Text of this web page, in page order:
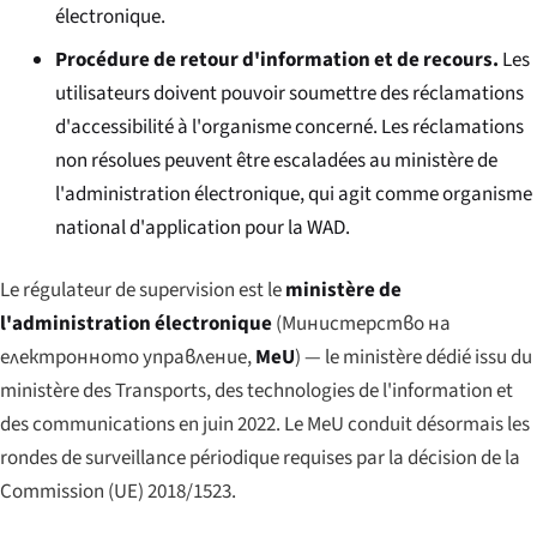
électronique.
Procédure de retour d'information et de recours. Les
utilisateurs doivent pouvoir soumettre des réclamations
d'accessibilité à l'organisme concerné. Les réclamations
non résolues peuvent être escaladées au ministère de
l'administration électronique, qui agit comme organisme
national d'application pour la WAD.
Le régulateur de supervision est leministère de
l'administration électronique(Министерство на
електронното управление,MeU) — le ministère dédié issu du
ministère des Transports, des technologies de l'information et
des communications en juin 2022. Le MeU conduit désormais les
rondes de surveillance périodique requises par la décision de la
Commission (UE) 2018/1523.